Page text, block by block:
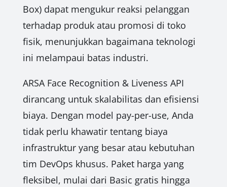
Box) dapat mengukur reaksi pelanggan
terhadap produk atau promosi di toko
fisik, menunjukkan bagaimana teknologi
ini melampaui batas industri.
ARSA Face Recognition & Liveness API
dirancang untuk skalabilitas dan efisiensi
biaya. Dengan model pay-per-use, Anda
tidak perlu khawatir tentang biaya
infrastruktur yang besar atau kebutuhan
tim DevOps khusus. Paket harga yang
fleksibel, mulai dari Basic gratis hingga